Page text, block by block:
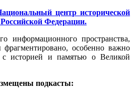
центр исторической
Федерации.
информационного пространства,
фрагментировано, особенно важно
с историей и памятью о Великой
подкасты: